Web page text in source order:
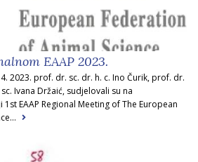
EAAP 2023.
2023. prof. dr. sc. dr. h. c. Ino Čurik, prof. dr.
Ivana Držaić, sudjelovali su na
EAAP Regional Meeting of The European